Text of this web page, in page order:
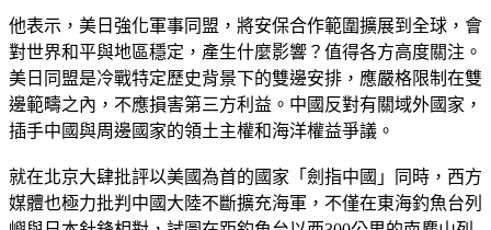
他表示，美日強化軍事同盟，將安保合作範圍擴展到全球，會
對世界和平與地區穩定，產生什麼影響？值得各方高度關注。
美日同盟是冷戰特定歷史背景下的雙邊安排，應嚴格限制在雙
邊範疇之內，不應損害第三方利益。中國反對有關域外國家，
插手中國與周邊國家的領土主權和海洋權益爭議。
就在北京大肆批評以美國為首的國家「劍指中國」同時，西方
媒體也極力批判中國大陸不斷擴充海軍，不僅在東海釣魚台列